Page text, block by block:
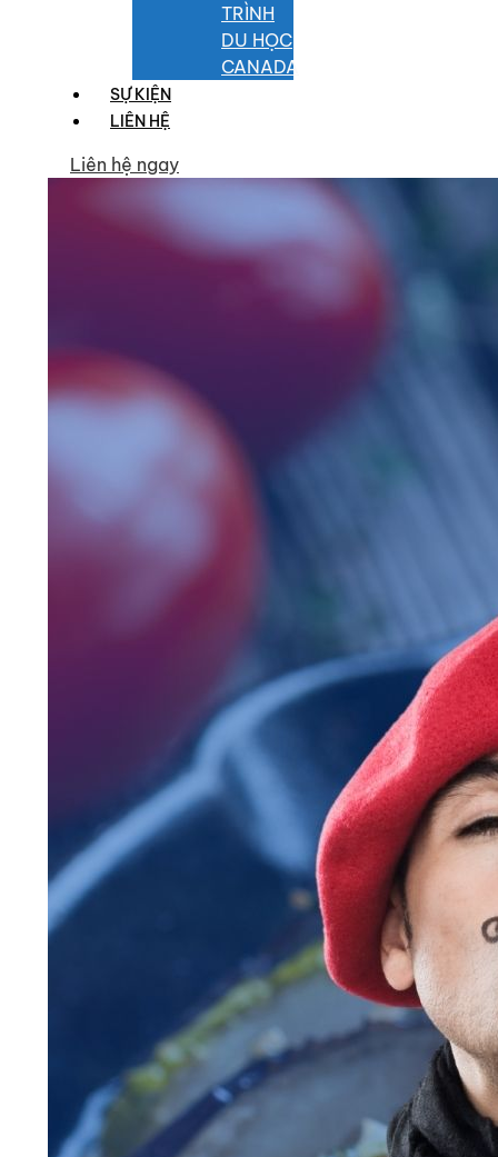
TRÌNH
DU HỌC
CANADA
SỰ KIỆN
LIÊN HỆ
Liên hệ ngay